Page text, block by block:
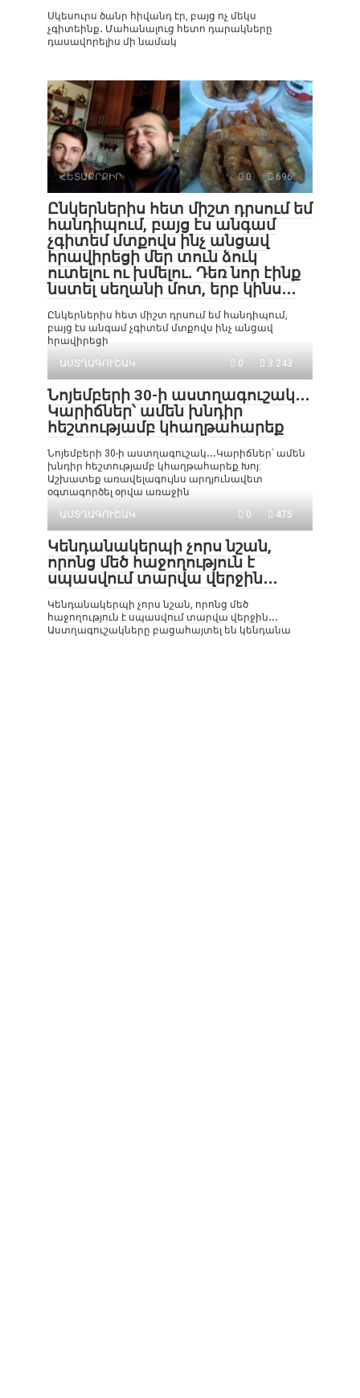
Սկեսուրս ծանր հիվանդ էր, բայց ոչ մեկս
չգիտեինք․ Մահանալուց հետո դարակները
դասավորելիս մի նամակ
ՀԵՏԱՔՐՔԻՐ 0 696
Ընկերներիս հետ միշտ դրսում եմ
հանդիպում, բայց էս անգամ
չգիտեմ մտքովս ինչ անցավ
հրավիրեցի մեր տուն ձուկ
ուտելու ու խմելու․ Դեռ նոր էինք
նստել սեղանի մոտ, երբ կինս․․․
Ընկերներիս հետ միշտ դրսում եմ հանդիպում,
բայց էս անգամ չգիտեմ մտքովս ինչ անցավ
հրավիրեցի
ԱՍՏՂԱԳՈՒՇԱԿ
0 3 243
Նոյեմբերի 30-ի աստղագուշակ․․․
Կարիճներ՝ ամեն խնդիր
հեշտությամբ կհաղթահարեք
Նոյեմբերի 30-ի աստղագուշակ․․․Կարիճներ՝ ամեն
խնդիր հեշտությամբ կհաղթահարեք Խոյ:
Աշխատեք առավելագույնս արդյունավետ
օգտագործել օրվա առաջին
ԱՍՏՂԱԳՈՒՇԱԿ
0 475
Կենդանակերպի չորս նշան,
որոնց մեծ հաջողություն է
սպասվում տարվա վերջին․․․
Կենդանակերպի չորս նշան, որոնց մեծ
հաջողություն է սպասվում տարվա վերջին․․․
Աստղագուշակները բացահայտել են կենդանա